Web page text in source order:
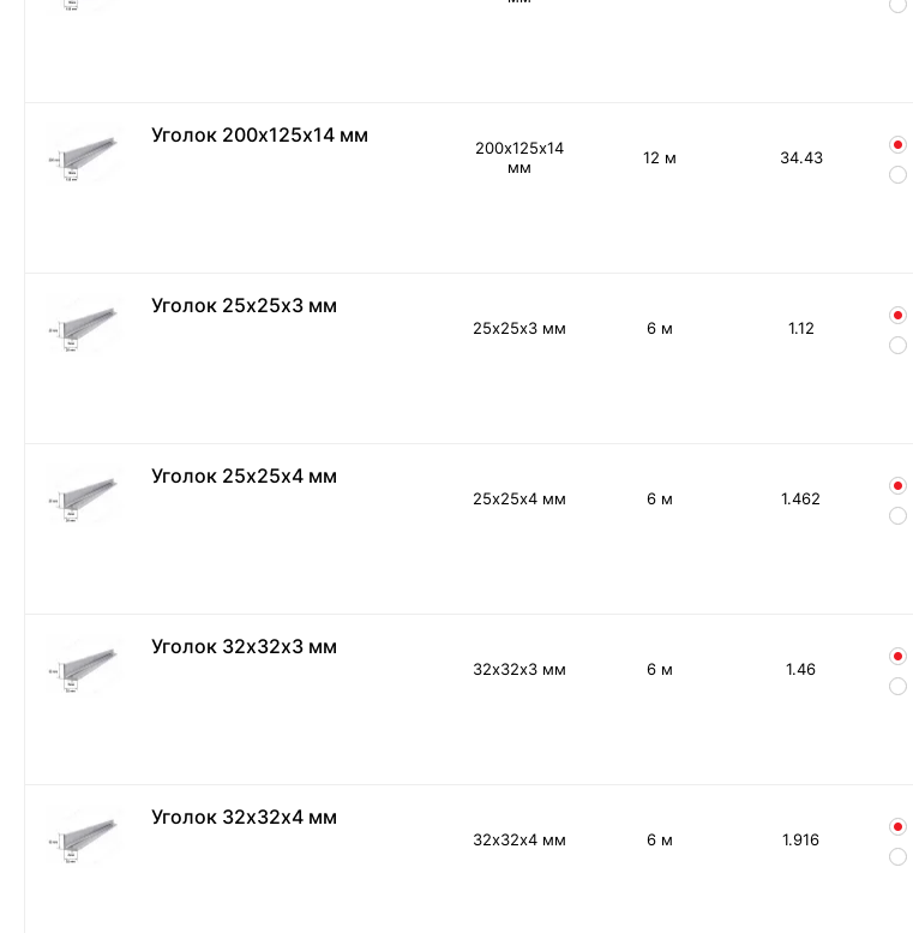
Уголок 200х125х14 мм
200х125х14
мм
12 м 34.43
Уголок 25х25х3 мм
25х25х3 мм 6 м 1.12
Уголок 25х25х4 мм
25х25х4 мм 6 м 1.462
Уголок 32х32х3 мм
32х32х3 мм 6 м 1.46
Уголок 32х32х4 мм
32х32х4 мм 6 м 1.916